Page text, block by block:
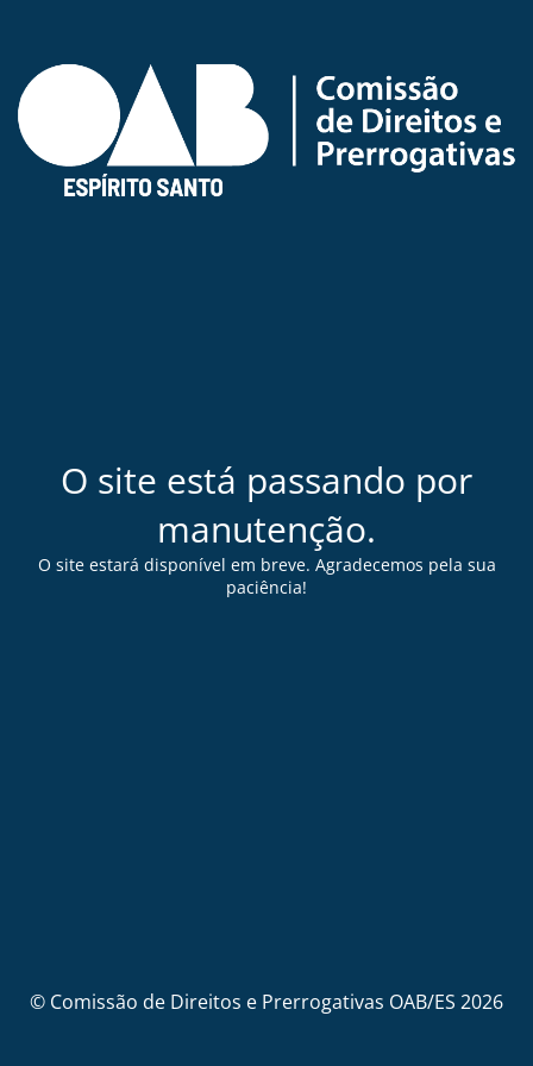
O site está passando por
manutenção.
O site estará disponível em breve. Agradecemos pela sua
paciência!
© Comissão de Direitos e Prerrogativas OAB/ES 2026